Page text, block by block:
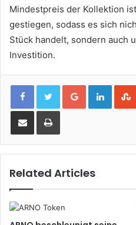
Mindestpreis der Kollektion
gestiegen, sodass es sich
Stück handelt, sondern auch
Investition.
Google+
Share via Email Print
Related Articles